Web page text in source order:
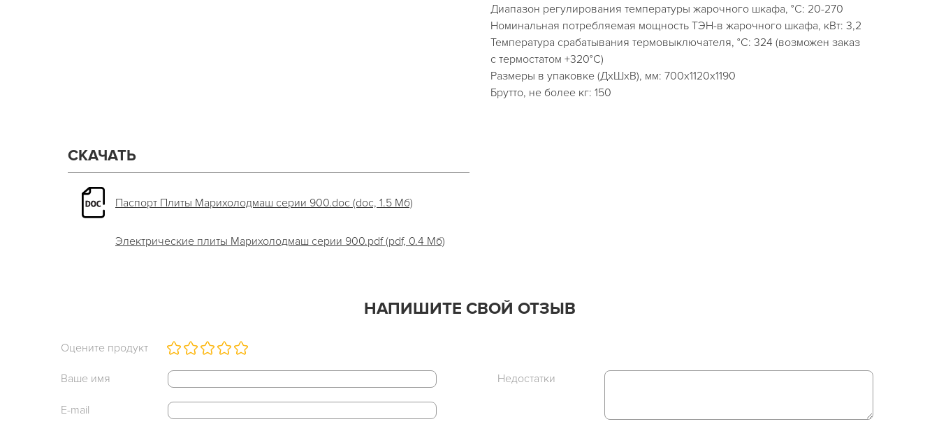
Диапазон регулирования температуры жарочного шкафа, °С: 20-270
Номинальная потребляемая мощность ТЭН-в жарочного шкафа, кВт: 3,2
Температура срабатывания термовыключателя, °С: 324 (возможен заказ
с термостатом +320°С)
Размеры в упаковке (ДхШхВ), мм: 700x1120x1190
Брутто, не более кг: 150
СКАЧАТЬ
Паспорт Плиты Марихолодмаш серии 900.doc (doc, 1.5 Мб)
Электрические плиты Марихолодмаш серии 900.pdf (pdf, 0.4 Мб)
НАПИШИТЕ СВОЙ ОТЗЫВ
Оцените продукт
Ваше имя
E-mail
Недостатки